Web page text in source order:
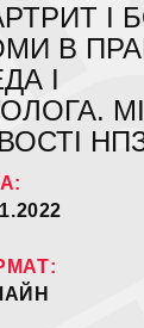
І
В
І